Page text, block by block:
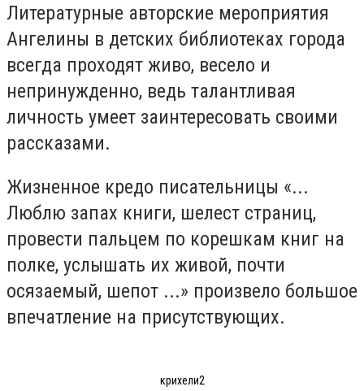
Литературные авторские мероприятия
Ангелины в детских библиотеках города
всегда проходят живо, весело и
непринужденно, ведь талантливая
личность умеет заинтересовать своими
рассказами.
Жизненное кредо писательницы «...
Люблю запах книги, шелест страниц,
провести пальцем по корешкам книг на
полке, услышать их живой, почти
осязаемый, шепот ...» произвело большое
впечатление на присутствующих.
крихели2